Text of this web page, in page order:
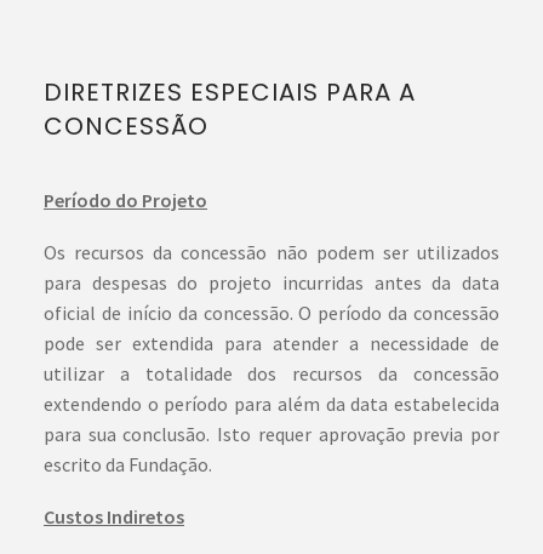
DIRETRIZES ESPECIAIS PARA A
CONCESSÃO
Período do Projeto
Os recursos da concessão não podem ser utilizados
para despesas do projeto incurridas antes da data
oficial de início da concessão. O período da concessão
pode ser extendida para atender a necessidade de
utilizar a totalidade dos recursos da concessão
extendendo o período para além da data estabelecida
para sua conclusão. Isto requer aprovação previa por
escrito da Fundação.
Custos Indiretos